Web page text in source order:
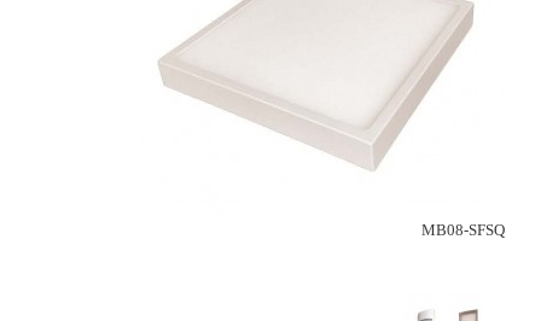
MB08-SFSQ